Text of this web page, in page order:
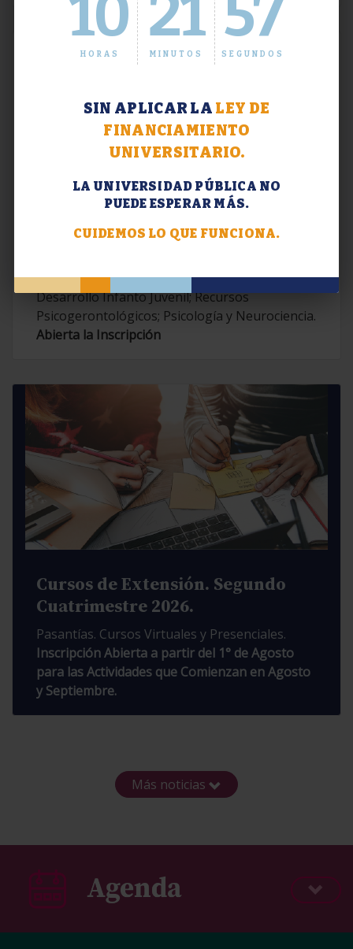
10
HORAS
21
MINUTOS
58
SEGUNDOS
SIN APLICAR LA LEY DE
FINANCIAMIENTO
UNIVERSITARIO.
LA UNIVERSIDAD PÚBLICA NO
PUEDE ESPERAR MÁS.
CUIDEMOS LO QUE FUNCIONA.
Extensión. Diplomaturas 2026.
Contemporáneas; Problemáticas en el
Desarrollo Infanto Juvenil; Recursos
Psicogerontológicos; Psicología y Neurociencia.
Abierta la Inscripción
Cursos de Extensión. Segundo
Cuatrimestre 2026.
Pasantías. Cursos Virtuales y Presenciales.
Inscripción Abierta a partir del 1° de Agosto
para las Actividades que Comienzan en Agosto
y Septiembre.
Más noticias